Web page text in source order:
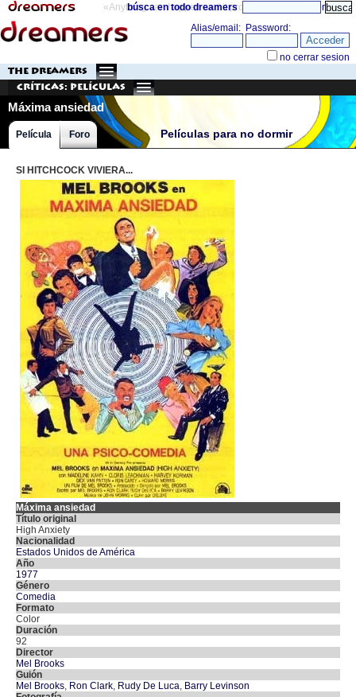
«Anything can happen and it probably will» directorio
búsca en todo dreamers
THE DREAMERS
Críticas: Películas
Máxima ansiedad
Películas para no dormir
Película Foro
SI HITCHCOCK VIVIERA...
Máxima ansiedad
Título original
High Anxiety
Nacionalidad
Estados Unidos de América
Año
1977
Género
Comedia
Formato
Color
Duración
92
Director
Mel Brooks
Guión
Mel Brooks, Ron Clark, Rudy De Luca, Barry Levinson